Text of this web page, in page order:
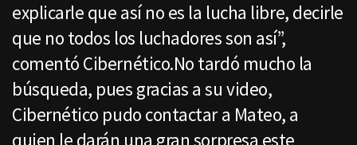
explicarle que así no es la lucha libre, decirle
que no todos los luchadores son así”,
comentó Cibernético.No tardó mucho la
búsqueda, pues gracias a su video,
Cibernético pudo contactar a Mateo, a
quien le darán una gran sorpresa este